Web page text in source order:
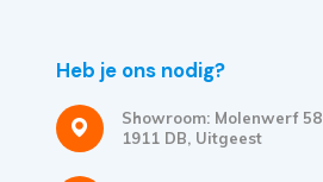
Heb je ons nodig?
Showroom: Molenwerf 58
1911 DB, Uitgeest